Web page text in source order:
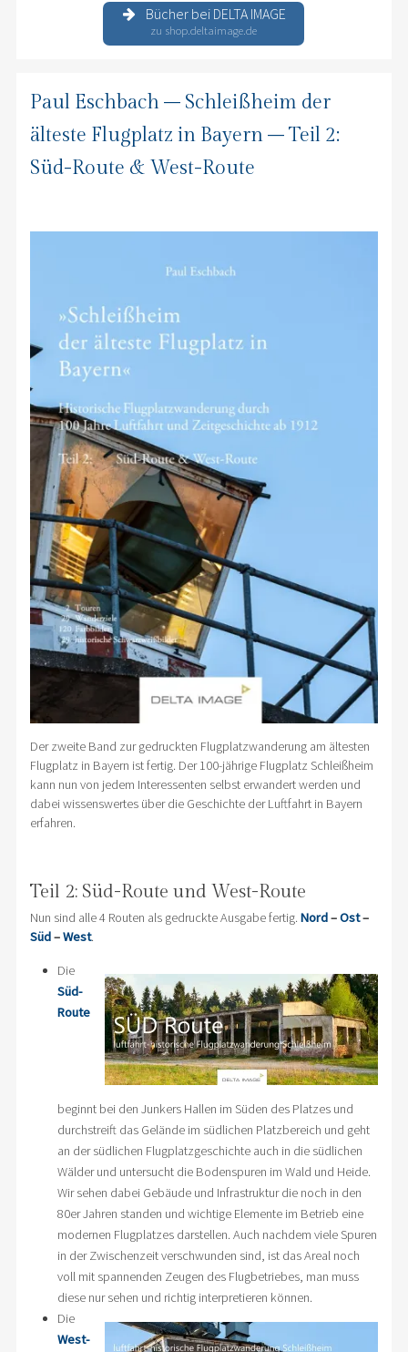
Bücher bei DELTA IMAGE
zu shop.deltaimage.de
Paul Eschbach – Schleißheim der
älteste Flugplatz in Bayern – Teil 2:
Süd-Route & West-Route
Der zweite Band zur gedruckten Flugplatzwanderung am ältesten
Flugplatz in Bayern ist fertig. Der 100-jährige Flugplatz Schleißheim
kann nun von jedem Interessenten selbst erwandert werden und
dabei wissenswertes über die Geschichte der Luftfahrt in Bayern
erfahren.
Teil 2: Süd-Route und West-Route
Nun sind alle 4 Routen als gedruckte Ausgabe fertig. Nord–Ost–
Süd–West.
Die
Süd-
Route
beginnt bei den Junkers Hallen im Süden des Platzes und
durchstreift das Gelände im südlichen Platzbereich und geht
an der südlichen Flugplatzgeschichte auch in die südlichen
Wälder und untersucht die Bodenspuren im Wald und Heide.
Wir sehen dabei Gebäude und Infrastruktur die noch in den
80er Jahren standen und wichtige Elemente im Betrieb eine
modernen Flugplatzes darstellen. Auch nachdem viele Spuren
in der Zwischenzeit verschwunden sind, ist das Areal noch
voll mit spannenden Zeugen des Flugbetriebes, man muss
diese nur sehen und richtig interpretieren können.
Die
West-